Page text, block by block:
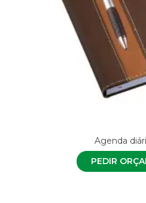
Agenda
PEDIR